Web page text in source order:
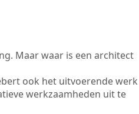
Maar waar is een architect
ook het uitvoerende werk
werkzaamheden uit te